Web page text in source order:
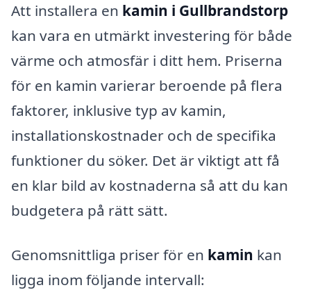
Att installera en kamin i Gullbrandstorp
kan vara en utmärkt investering för både
värme och atmosfär i ditt hem. Priserna
för en kamin varierar beroende på flera
faktorer, inklusive typ av kamin,
installationskostnader och de specifika
funktioner du söker. Det är viktigt att få
en klar bild av kostnaderna så att du kan
budgetera på rätt sätt.
Genomsnittliga priser för en kamin kan
ligga inom följande intervall: